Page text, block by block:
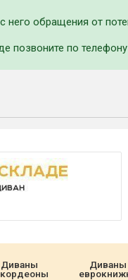
обращения от
позвоните по телефону
Диваны
Диваны